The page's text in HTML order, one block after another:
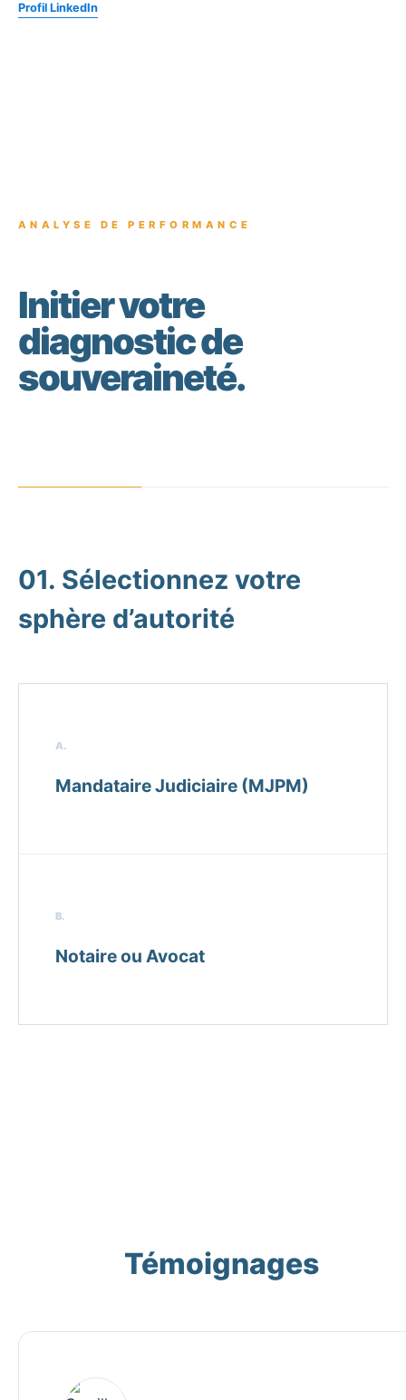
Profil LinkedIn
ANALYSE DE PERFORMANCE
Initier votre
diagnostic de
souveraineté.
01. Sélectionnez votre
sphère d’autorité
A.
Mandataire Judiciaire (MJPM)
B.
Notaire ou Avocat
Témoignages